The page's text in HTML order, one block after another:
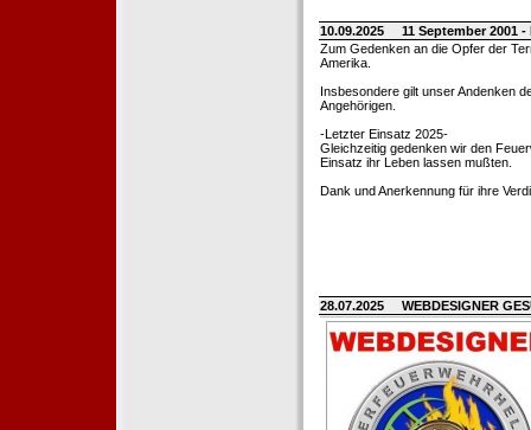
10.09.2025
11 September 2001
Zum Gedenken an die Opfer der
Amerika.
Insbesondere gilt unser Andenken
Angehörigen.
-Letzter Einsatz 2025-
Gleichzeitig gedenken wir den
Einsatz ihr Leben lassen mußten.
Dank und Anerkennung für ihre
28.07.2025 WEBDESIGNER